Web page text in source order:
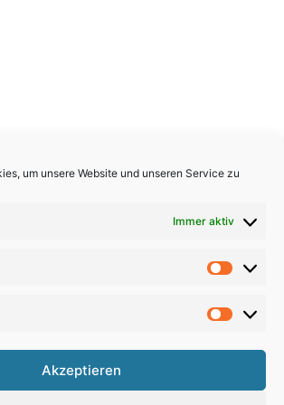
um unsere Website und unseren Service zu
Immer aktiv
Akzeptieren
2026, All Rights Reserved